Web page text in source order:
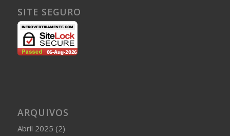
SITE SEGURO
ARQUIVOS
Abril 2025 (2)